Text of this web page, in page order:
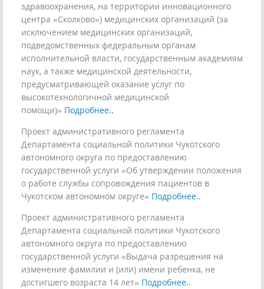
здравоохранения, на территории инновационного
центра «Сколково») медицинских организаций (за
исключением медицинских организаций,
подведомственных федеральным органам
исполнительной власти, государственным академиям
наук, а также медицинской деятельности,
предусматривающей оказание услуг по
высокотехнологичной медицинской
помощи)» Подробнее..
Проект административного регламента
Департамента социальной политики Чукотского
автономного округа по предоставлению
государственной услуги «Об утверждении положения
о работе службы сопровождения пациентов в
Чукотском автономном округе» Подробнее..
Проект административного регламента
Департамента социальной политики Чукотского
автономного округа по предоставлению
государственной услуги «Выдача разрешения на
изменение фамилии и (или) имени ребенка, не
достигшего возраста 14 лет» Подробнее..